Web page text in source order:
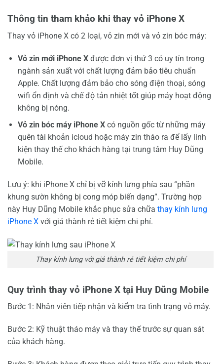
Thông tin tham khảo khi thay vỏ iPhone X
Thay vỏ iPhone X có 2 loại, vỏ zin mới và vỏ zin bóc máy:
Vỏ zin mới iPhone Xđược đơn vị thứ 3 có uy tín trong
ngành sản xuất với chất lượng đảm bảo tiêu chuẩn
Apple. Chất lượng đảm bảo cho sóng điện thoại, sóng
wifi ổn định và chế độ tản nhiệt tốt giúp máy hoạt động
không bị nóng.
Vỏ zin bóc máy iPhone Xcó nguồn gốc từ những máy
quên tài khoản icloud hoặc máy zin tháo ra để lấy linh
kiện thay thế cho khách hàng tại trung tâm Huy Dũng
Mobile.
Lưu ý: khi iPhone X chỉ bị vỡ kính lưng phía sau “phần
khung sườn không bị cong móp biến dạng”. Trường hợp
này Huy Dũng Mobile khắc phục sửa chữa thay kính lưng
iPhone X với giá thành rẻ tiết kiệm chi phí.
Thay kính lưng với giá thành rẻ tiết kiệm chi phí
Quy trình thay vỏ iPhone X tại Huy Dũng Mobile
Bước 1: Nhân viên tiếp nhận và kiểm tra tình trạng vỏ máy.
Bước 2: Kỹ thuật tháo máy và thay thế trước sự quan sát
của khách hàng.